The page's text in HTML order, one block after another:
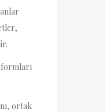
ortak